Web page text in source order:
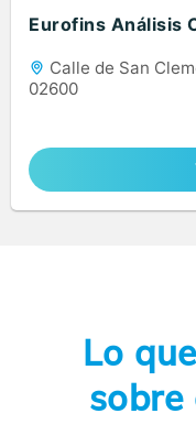
Eurofins Análisis
Calle de San
02600
Lo
sobre